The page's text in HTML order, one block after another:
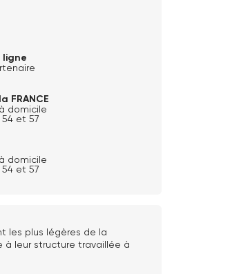
ligne
FRANCE
domicile
54 et 57
domicile
54 et 57
les plus légères de la
à leur structure travaillée à